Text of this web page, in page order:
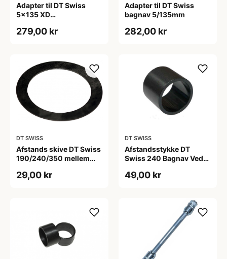
Adapter til DT Swiss
5x135 XD
279,00 kr
Adapter til DT Swiss
bagnav 5/135mm
282,00 kr
DT SWISS
Afstands skive DT Swiss
190/240/350 mellem
gevindring
29,00 kr
DT SWISS
Afstandsstykke DT
Swiss 240 Bagnav Ved
49,00 kr